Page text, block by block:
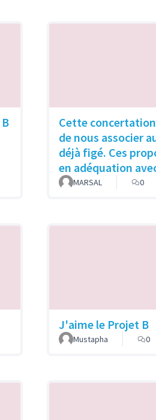
Cette
de nous associer
déjà figé. Ces
en adéquation
MARSAL 0
J'aime le Projet B
Mustapha 0